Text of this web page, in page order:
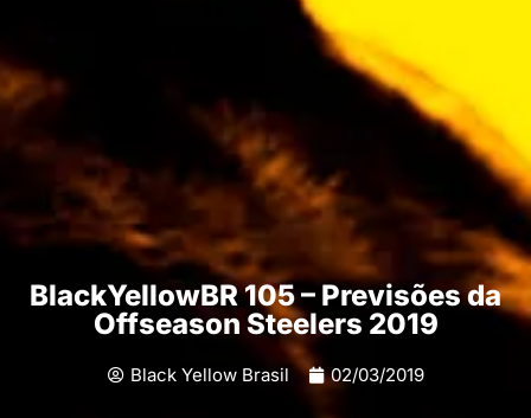
BlackYellowBR 105 – Previsões da
Offseason Steelers 2019
Black Yellow Brasil 02/03/2019